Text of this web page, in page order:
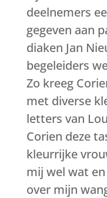
deelnemers
gegeven aan
diaken Jan
begeleiders
Zo kreeg
met diverse
letters van
Corien deze
kleurrijke
mij wel wat
over mijn